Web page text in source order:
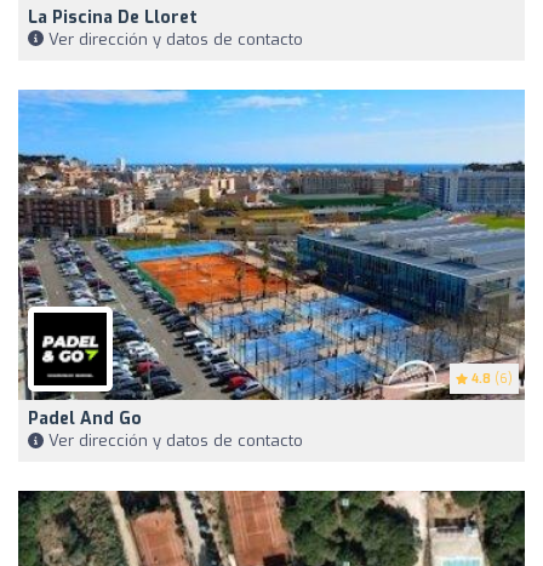
La Piscina De Lloret
Ver dirección y datos de contacto
4.8 (6)
Padel And Go
Ver dirección y datos de contacto